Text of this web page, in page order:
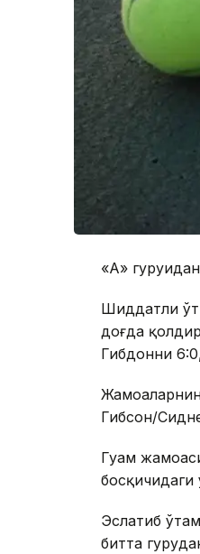
«А»
Шиддатли
доғда
Гибдонни
Гибсон/
Гуам
Эслатиб
битта